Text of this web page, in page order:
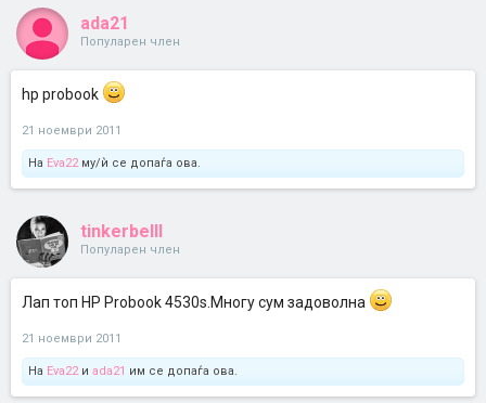
ada21
Популарен член
hp probook
21 ноември 2011
На Eva22му/ѝ се допаѓа ова.
tinkerbelll
Популарен член
Лап топ HP Probook 4530s.Многу сум задоволна
21 ноември 2011
На Eva22и ada21 им се допаѓа ова.